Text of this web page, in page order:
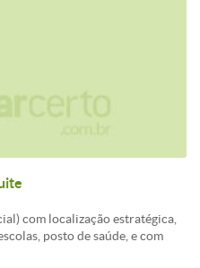
com localização estratégica,
posto de saúde, e com